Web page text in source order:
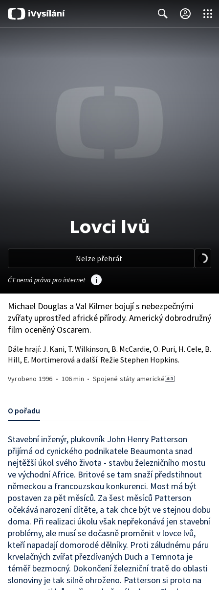
Lovci lvů
Nelze přehrát
ČT nemá práva pro internet
Michael Douglas a Val Kilmer bojují s nebezpečnými
zvířaty uprostřed africké přírody. Americký dobrodružný
film oceněný Oscarem.
Dále hrají: J. Kani, T. Wilkinson, B. McCardie, O. Puri, H. Cele, B.
Hill, E. Mortimerová a další. Režie Stephen Hopkins.
Vyrobeno 1996 • 106 min •Spojené státy americké
O pořadu
Stavební inženýr, plukovník John Henry Patterson
přijímá od cynického podnikatele Beaumonta snad
nejtěžší úkol svého života - stavbu železničního mostu
ve východní Africe. Britové se tam snaží předstihnout
německou a francouzskou konkurenci. Most má být
postaven za pět měsíců. Za šest měsíců Patterson
očekává narození dítěte, a tak chce být ve stejnou dobu
doma. Při realizaci úkolu však nepřekonává jen stavební
problémy, ale musí se dočasně proměnit v lovce lvů,
kteří napadají domorodé dělníky. Proti záludnému páru
krvelačných zvířat přezdívaných Duch a Temnota je
téměř bezmocný. Dokončení železniční tratě do oblasti
slonoviny je tak silně ohroženo. Patterson si proto na